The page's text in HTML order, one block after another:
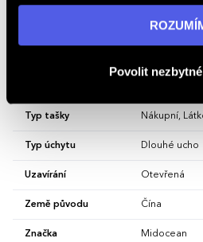
informací navštivte naši stránku
Povolit
Typ tašky Nákupní,
Typ úchytu Dlouhé ucho
Uzavírání Otevřená
Země původu Čína
Značka Midocean